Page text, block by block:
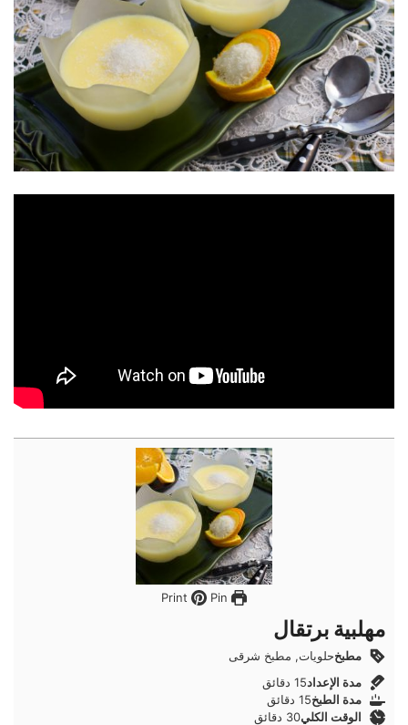
Pin
مهلبية برتقال
مطبخحلويات, مطبخ شرقى
مدة الإعداد15دقائق
دقائق
مدة الطبخ15دقائق
دقائق
الوقت الكلي30 دقائق
دقائق